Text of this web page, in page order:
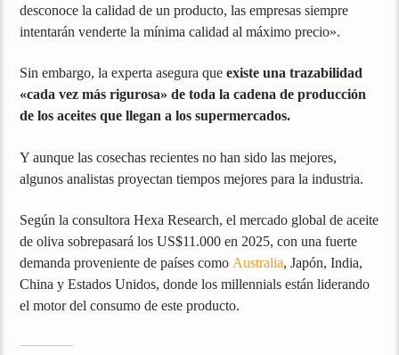
desconoce la calidad de un producto, las empresas siempre
intentarán venderte la mínima calidad al máximo precio».
Sin embargo, la experta asegura queexiste una trazabilidad
«cada vez más rigurosa» de toda la cadena de producción
de los aceites que llegan a los supermercados.
Y aunque las cosechas recientes no han sido las mejores,
algunos analistas proyectan tiempos mejores para la industria.
Según la consultora Hexa Research, el mercado global de aceite
de oliva sobrepasará los US$11.000 en 2025, con una fuerte
demanda proveniente de países como Australia, Japón, India,
China y Estados Unidos, donde los millennials están liderando
el motor del consumo de este producto.